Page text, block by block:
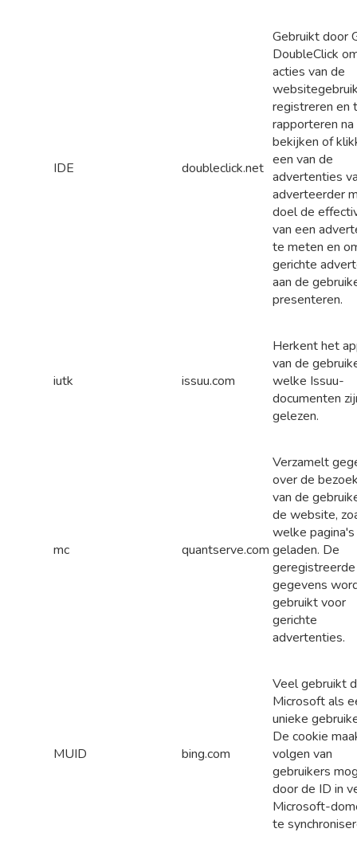
IDE doubleclick.net
Gebruikt door
DoubleClick
acties van de
registreren en
rapporteren
bekijken of
een van de
advertenties
adverteerder
doel de
van een
te meten en
gerichte
aan de
presenteren.
iutk issuu.com
Herkent het
van de
welke Issuu-
documenten
gelezen.
mc quantserve.com
Verzamelt
over de
van de
de website,
welke pagina's
geladen. De
geregistreerde
gegevens
gebruikt voor
gerichte
advertenties.
MUID bing.com
Veel gebruikt
Microsoft als
unieke
De cookie
volgen van
gebruikers
door de ID in
Microsoft-
te